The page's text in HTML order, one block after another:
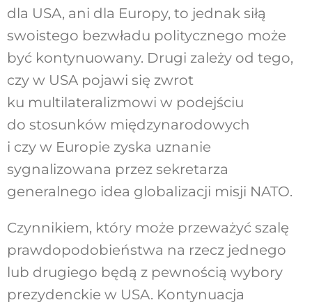
dla USA, ani dla Europy, to jednak siłą
swoistego bezwładu politycznego może
być kontynuowany. Drugi zależy od tego,
czy w USA pojawi się zwrot
ku multilateralizmowi w podejściu
do stosunków międzynarodowych
i czy w Europie zyska uznanie
sygnalizowana przez sekretarza
generalnego idea globalizacji misji NATO.
Czynnikiem, który może przeważyć szalę
prawdopodobieństwa na rzecz jednego
lub drugiego będą z pewnością wybory
prezydenckie w USA. Kontynuacja